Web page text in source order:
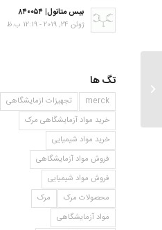
بیس متانول| ۸۴۰۰۵۴
ژوئن 24, 2019 - 12:19 ب.ظ
تگ ها
merck
تجهیزات ازمایشگاهی
خرید مواد آزمایشگاهی مرک
خرید مواد شیمیایی
فروش مواد آزمایشگاهی
فروش مواد شیمیایی
محصولات مرک
مرک
مواد آزمایشگاهی